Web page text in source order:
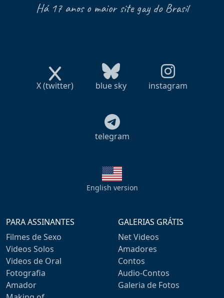
Há 17 anos o maior site gay do Brasil
X (twitter) blue sky instagram
telegram
English version
PARA ASSINANTES
Filmes de Sexo
Videos Solos
Videos de Oral
Fotografia
Amador
GALERIAS GRÁTIS
Net Videos
Amadores
Contos
Audio-Contos
Galeria de Fotos